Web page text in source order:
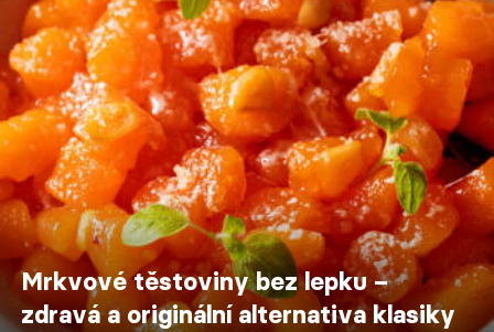
Mrkvové těstoviny bez lepku –
zdravá a originální alternativa klasiky